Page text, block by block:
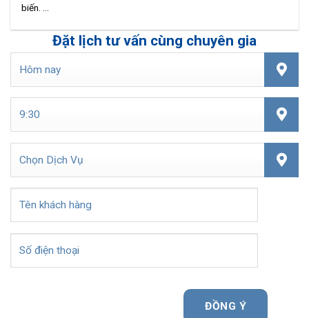
biến. ...
Đặt lịch tư vấn cùng chuyên gia